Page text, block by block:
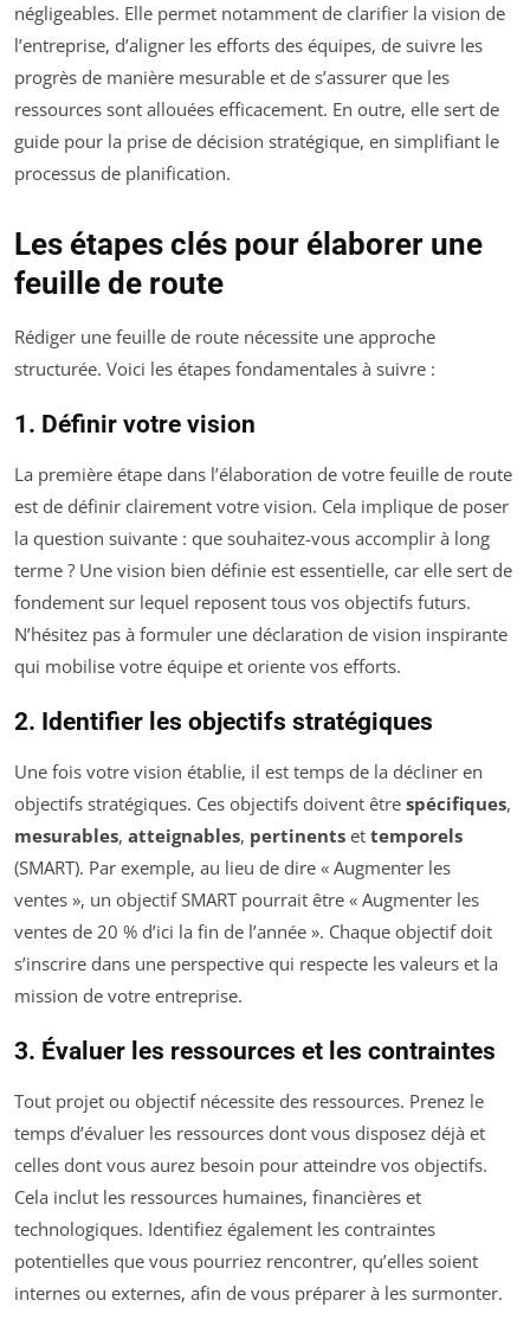
négligeables. Elle permet notamment de clarifier la vision de
l’entreprise, d’aligner les efforts des équipes, de suivre les
progrès de manière mesurable et de s’assurer que les
ressources sont allouées efficacement. En outre, elle sert de
guide pour la prise de décision stratégique, en simplifiant le
processus de planification.
Les étapes clés pour élaborer une
feuille de route
Rédiger une feuille de route nécessite une approche
structurée. Voici les étapes fondamentales à suivre :
1. Définir votre vision
La première étape dans l’élaboration de votre feuille de route
est de définir clairement votre vision. Cela implique de poser
la question suivante : que souhaitez-vous accomplir à long
terme ? Une vision bien définie est essentielle, car elle sert de
fondement sur lequel reposent tous vos objectifs futurs.
N’hésitez pas à formuler une déclaration de vision inspirante
qui mobilise votre équipe et oriente vos efforts.
2. Identifier les objectifs stratégiques
Une fois votre vision établie, il est temps de la décliner en
objectifs stratégiques. Ces objectifs doivent être spécifiques,
mesurables, atteignables, pertinents et temporels
(SMART). Par exemple, au lieu de dire « Augmenter les
ventes », un objectif SMART pourrait être « Augmenter les
ventes de 20 % d’ici la fin de l’année ». Chaque objectif doit
s’inscrire dans une perspective qui respecte les valeurs et la
mission de votre entreprise.
3. Évaluer les ressources et les contraintes
Tout projet ou objectif nécessite des ressources. Prenez le
temps d’évaluer les ressources dont vous disposez déjà et
celles dont vous aurez besoin pour atteindre vos objectifs.
Cela inclut les ressources humaines, financières et
technologiques. Identifiez également les contraintes
potentielles que vous pourriez rencontrer, qu’elles soient
internes ou externes, afin de vous préparer à les surmonter.